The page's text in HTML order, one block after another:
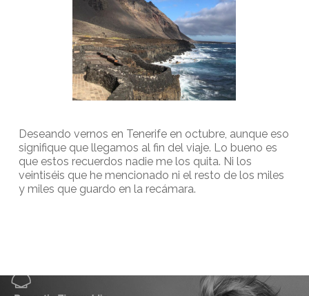
Deseando vernos en Tenerife en octubre, aunque eso
signifique que llegamos al fin del viaje. Lo bueno es
que estos recuerdos nadie me los quita. Ni los
veintiséis que he mencionado ni el resto de los miles
y miles que guardo en la recámara.